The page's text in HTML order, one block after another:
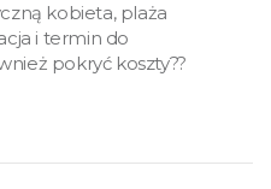
kobieta, plaża
i termin do
pokryć koszty??